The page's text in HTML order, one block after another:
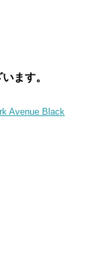
ます。
Avenue Black